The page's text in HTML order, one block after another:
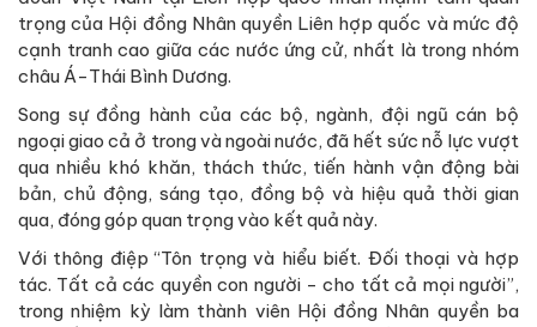
trọng của Hội đồng Nhân quyền Liên hợp quốc và mức độ
cạnh tranh cao giữa các nước ứng cử, nhất là trong nhóm
châu Á-Thái Bình Dương.
Song sự đồng hành của các bộ, ngành, đội ngũ cán bộ
ngoại giao cả ở trong và ngoài nước, đã hết sức nỗ lực vượt
qua nhiều khó khăn, thách thức, tiến hành vận động bài
bản, chủ động, sáng tạo, đồng bộ và hiệu quả thời gian
qua, đóng góp quan trọng vào kết quả này.
Với thông điệp “Tôn trọng và hiểu biết. Đối thoại và hợp
tác. Tất cả các quyền con người - cho tất cả mọi người”,
trong nhiệm kỳ làm thành viên Hội đồng Nhân quyền ba